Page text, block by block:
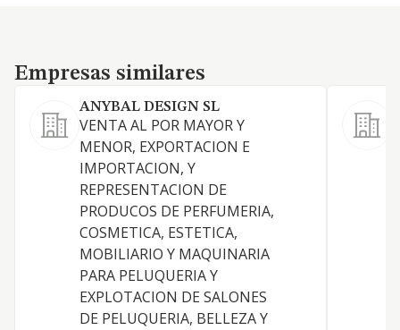
Empresas similares
Empresas similares
ANYBAL DESIGN SL
VENTA AL POR MAYOR Y
MENOR, EXPORTACION E
IMPORTACION, Y
REPRESENTACION DE
PRODUCOS DE PERFUMERIA,
COSMETICA, ESTETICA,
MOBILIARIO Y MAQUINARIA
PARA PELUQUERIA Y
EXPLOTACION DE SALONES
DE PELUQUERIA, BELLEZA Y